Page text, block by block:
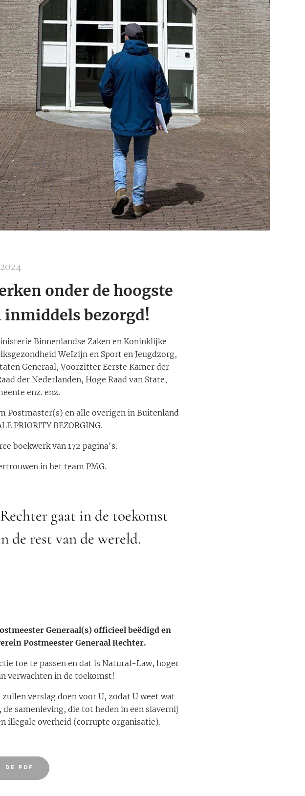
onder de hoogste
bezorgd!
Binnenlandse Zaken en Koninklijke
WeIzijn en Sport en Jeugdzorg,
Generaal, Voorzitter Eerste Kamer der
der Nederlanden, Hoge Raad van State,
enz. enz.
Postmaster(s) en alle overigen in Buitenland
PRIORITY BEZORGING.
boekwerk van 172 pagina's.
in het team PMG.
gaat in de toekomst
de rest van de wereld.
Generaal(s) officieel beëdigd en
Postmeester Generaal Rechter.
toe te passen en dat is Natural-Law, hoger
verwachten in de toekomst!
verslag doen voor U, zodat U weet wat
samenleving, die tot heden in een slavernij
illegale overheid (corrupte organisatie).
DE PDF